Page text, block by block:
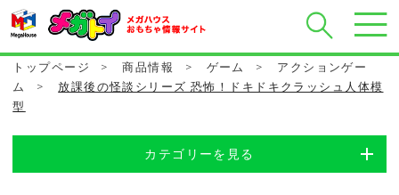
トップページ > 商品情報 > ゲーム >
アクションゲー
ム
>
放課後の怪談シリーズ 恐怖！ドキドキクラッシュ人体模
型
カテゴリーを見る